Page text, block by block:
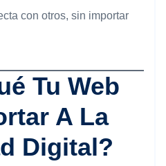
con otros, sin importar
Tu Web
A La
Digital?